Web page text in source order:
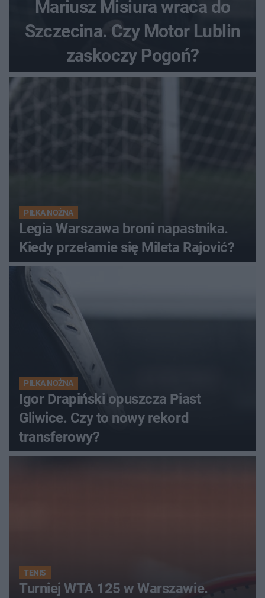
Mariusz Misiura wraca do
Szczecina. Czy Motor Lublin
zaskoczy Pogoń?
PIŁKA NOŻNA
Legia Warszawa broni napastnika.
Kiedy przełamie się Mileta Rajović?
PIŁKA NOŻNA
Igor Drapiński opuszcza Piast
Gliwice. Czy to nowy rekord
transferowy?
TENIS
Turniej WTA 125 w Warszawie.